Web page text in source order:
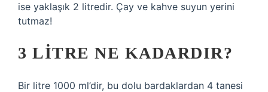
ise yaklaşık 2 litredir. Çay ve kahve suyun yerini
tutmaz!
3 LITRE NE KADARDIR?
Bir litre 1000 ml’dir, bu dolu bardaklardan 4 tanesi